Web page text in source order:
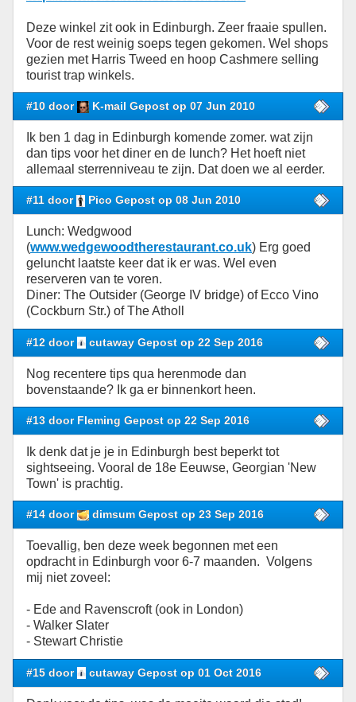
Deze winkel zit ook in Edinburgh. Zeer fraaie spullen.
Voor de rest weinig soeps tegen gekomen. Wel shops
gezien met Harris Tweed en hoop Cashmere selling
tourist trap winkels.
#10 door K-mail Gepost op 07 Jun 2010
Ik ben 1 dag in Edinburgh komende zomer. wat zijn
dan tips voor het diner en de lunch? Het hoeft niet
allemaal sterrenniveau te zijn. Dat doen we al eerder.
#11 door Pico Gepost op 08 Jun 2010
Lunch: Wedgwood
(www.wedgewoodtherestaurant.co.uk) Erg goed
geluncht laatste keer dat ik er was. Wel even
reserveren van te voren.
Diner: The Outsider (George IV bridge) of Ecco Vino
(Cockburn Str.) of The Atholl
#12 door cutaway Gepost op 22 Sep 2016
Nog recentere tips qua herenmode dan
bovenstaande? Ik ga er binnenkort heen.
#13 door Fleming Gepost op 22 Sep 2016
Ik denk dat je je in Edinburgh best beperkt tot
sightseeing. Vooral de 18e Eeuwse, Georgian 'New
Town' is prachtig.
#14 door dimsum Gepost op 23 Sep 2016
Toevallig, ben deze week begonnen met een
opdracht in Edinburgh voor 6-7 maanden. Volgens
mij niet zoveel:
- Ede and Ravenscroft (ook in London)
- Walker Slater
- Stewart Christie
#15 door cutaway Gepost op 01 Oct 2016